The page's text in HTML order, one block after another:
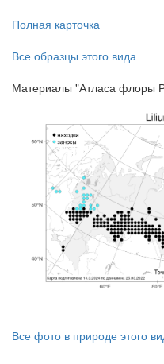
Полная карточка
Все образцы этого вида
Материалы "Атласа флоры
Все фото в природе этого